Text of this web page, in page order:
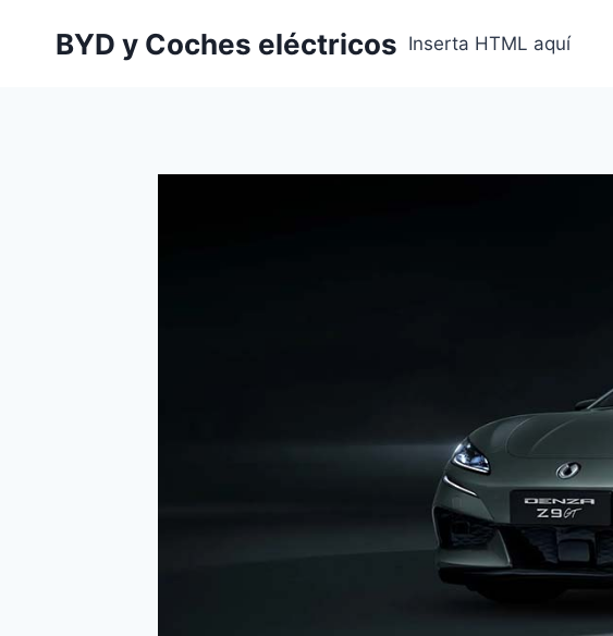
BYD y Coches eléctricos Inserta HTML aquí